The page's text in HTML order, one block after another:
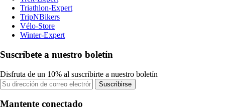
Triathlon-Expert
TripNBikers
Vélo-Store
Winter-Expert
Suscríbete a nuestro boletín
Disfruta de un 10% al suscribirte a nuestro boletín
Suscribirse
Mantente conectado